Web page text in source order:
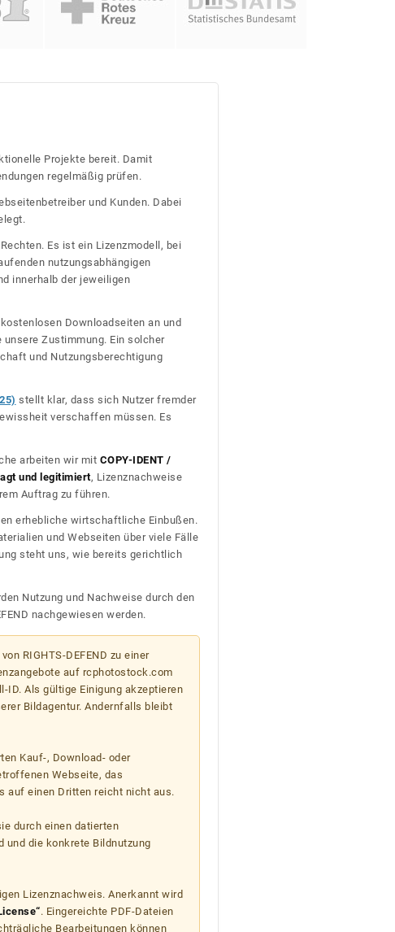
Projekte bereit. Damit
regelmäßig prüfen.
und Kunden. Dabei
Es ist ein Lizenzmodell, bei
nutzungsabhängigen
innerhalb der jeweiligen
Downloadseiten an und
Zustimmung. Ein solcher
und Nutzungsberechtigung
stellt klar, dass sich Nutzer fremder
verschaffen müssen. Es
arbeiten wir mit COPY-IDENT /
und legitimiert, Lizenznachweise
Auftrag zu führen.
erhebliche wirtschaftliche Einbußen.
und Webseiten über viele Fälle
steht uns, wie bereits gerichtlich
Nutzung und Nachweise durch den
nachgewiesen werden.
RIGHTS-DEFEND zu einer
auf rcphotostock.com
ID. Als gültige Einigung akzeptieren
Bildagentur. Andernfalls bleibt
Kauf-, Download- oder
Webseite, das
auf einen Dritten reicht nicht aus.
durch einen datierten
und die konkrete Bildnutzung
Lizenznachweis. Anerkannt wird
. Eingereichte PDF-Dateien
Bearbeitungen können